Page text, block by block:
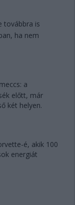
továbbra is
ha nem
a
előtt, már
két helyen.
é, akik 100
energiát